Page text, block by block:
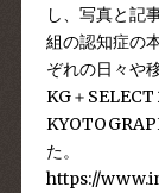
し、写真と記
組の認知症の
ぞれの日々や
KG＋SELECT
た。
https://